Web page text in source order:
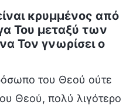
κρυμμένος από
Του μεταξύ των
Τον γνωρίσει ο
του Θεού ούτε
Θεού, πολύ λιγότερο